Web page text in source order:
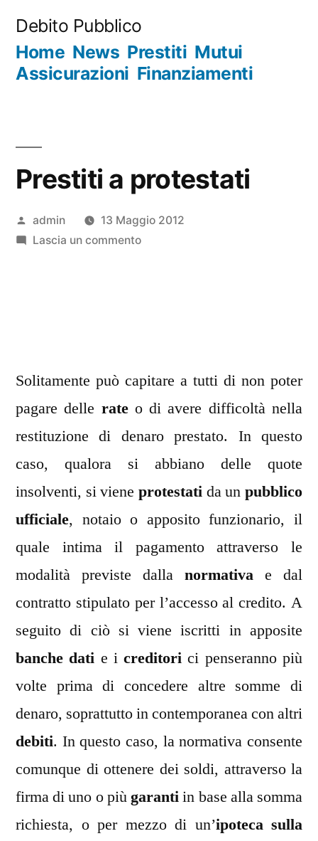
contenuto
Debito Pubblico
Home News Prestiti Mutui
Assicurazioni Finanziamenti
Prestiti a protestati
Pubblicato
da
admin
13 Maggio 2012
Lascia un commentosu
Solitamente può capitare a tutti di non poter
pagare delle rateo di avere difficoltà nella
restituzione di denaro prestato. In questo
caso, qualora si abbiano delle quote
insolventi, si viene protestati da un pubblico
ufficiale, notaio o apposito funzionario, il
quale intima il pagamento attraverso le
modalità previste dalla normativa e dal
contratto stipulato per l’accesso al credito. A
seguito di ciò si viene iscritti in apposite
banche dati e icreditori ci penseranno più
volte prima di concedere altre somme di
denaro, soprattutto in contemporanea con altri
debiti. In questo caso, la normativa consente
comunque di ottenere dei soldi, attraverso la
firma di uno o piùgarantiin base alla somma
richiesta, o per mezzo di un’ipoteca sulla